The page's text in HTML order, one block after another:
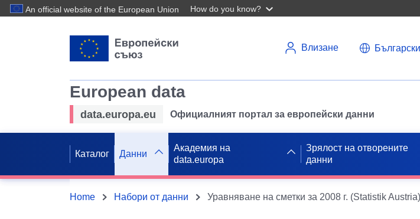
An official website of the European Union How do you know?
Влизане Български
European data
data.europa.eu Официалният портал за европейски данни
Каталог Данни
Академия на
data.europa
Зрялост на отворените
данни
Home Набори от данни Уравняване на сметки за 2008 г. (Statistik Austria)